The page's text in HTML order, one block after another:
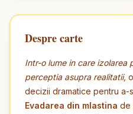
Despre carte
Intr-o lume in care izolarea
perceptia asupra realitatii,
decizii dramatice pentru a-
Evadarea din mlastina de